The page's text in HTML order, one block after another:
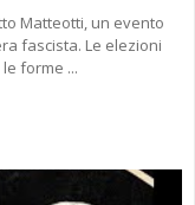
Matteotti, un evento
fascista. Le elezioni
forme ...